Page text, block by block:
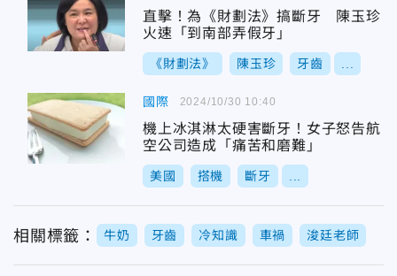
直擊！為《財劃法》搞斷牙 陳玉珍
火速「到南部弄假牙」
《財劃法》 陳玉珍 牙齒
國際
機上冰淇淋太硬害斷牙！女子怒告航
空公司造成「痛苦和磨難」
美國 搭機 斷牙
2024/10/30 10:40
相關標籤： 牛奶 牙齒 冷知識 車禍 浚廷老師